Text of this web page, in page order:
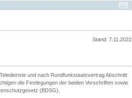
Stand: 7.11.2022
und nach Rundfunkstaatsvertrag Abschnitt
die Festlegungen der beiden Vorschriften sowie
(BDSG).